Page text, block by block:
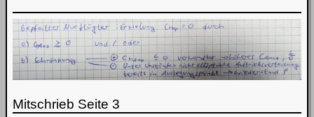
Mitschrieb Seite 3